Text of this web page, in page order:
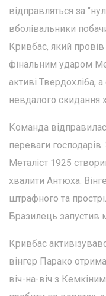
відправляться за
вболівальники
Кривбас, який
фінальним ударом
активі Твердохліба,
невдалого скидання
Команда
переваги
Металіст 1925
хвалити Антюха.
штрафного та
Бразилець запустив
Кривбас
вінгер Парако
віч-на-віч з